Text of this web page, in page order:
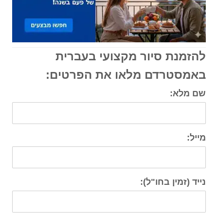
להזמנת סיור מקצועי בעברית
באמסטרדם מלאו את הפרטים:
שם מלא:
מייל:
נייד (זמין בחו"ל):